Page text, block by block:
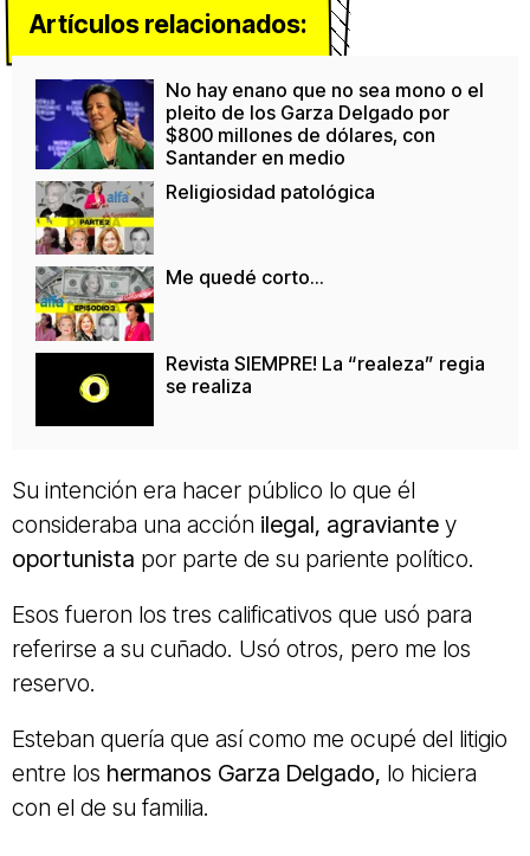
Artículos relacionados:
No hay enano que no sea mono o el
pleito de los Garza Delgado por
$800 millones de dólares, con
Santander en medio
Religiosidad patológica
Me quedé corto…
Revista SIEMPRE! La “realeza” regia
se realiza
Su intención era hacer público lo que él
consideraba una acción ilegal, agraviante y
oportunista por parte de su pariente político.
Esos fueron los tres calificativos que usó para
referirse a su cuñado. Usó otros, pero me los
reservo.
Esteban quería que así como me ocupé del litigio
entre los hermanos Garza Delgado, lo hiciera
con el de su familia.